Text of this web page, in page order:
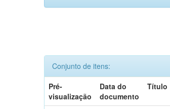
Conjunto de itens:
Pré-
visualização
Data do
documento
Título